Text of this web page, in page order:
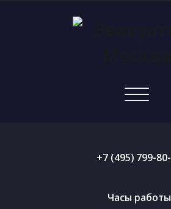
+7 (495) 799-
Часы работы